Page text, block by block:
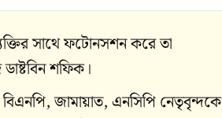
সাথে ফটোনসশন করে তা
শফিক।
জামায়াত, এনসিপি নেতৃবৃন্দকে